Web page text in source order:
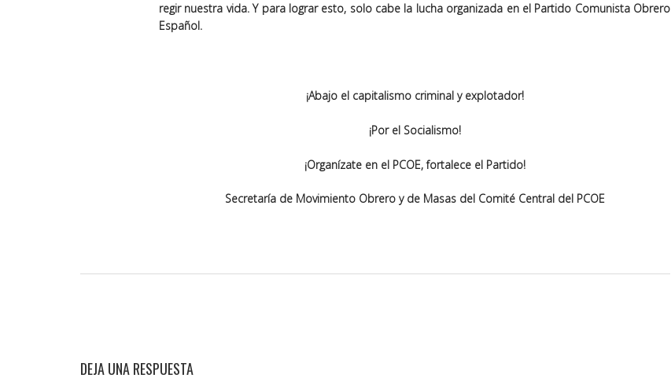
regir nuestra vida. Y para lograr esto, solo cabe la lucha organizada en el Partido Comunista Obrero
Español.
¡Abajo el capitalismo criminal y explotador!
¡Por el Socialismo!
¡Organízate en el PCOE, fortalece el Partido!
Secretaría de Movimiento Obrero y de Masas del Comité Central del PCOE
DEJA UNA RESPUESTA